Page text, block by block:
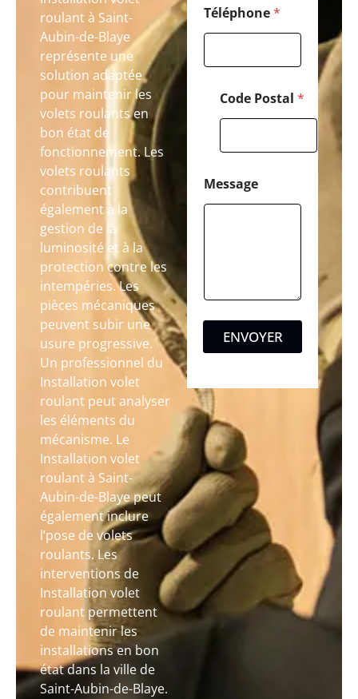
roulant à Saint-
Aubin-de-Blaye
représente une
solution adaptée
pour maintenir les
volets roulants en
bon état de
fonctionnement. Les
volets roulants
contribuent
également à la
gestion de la
luminosité et à la
protection contre les
intempéries. Les
pièces mécaniques
peuvent subir une
usure progressive.
Un professionnel du
Installation volet
roulant peut analyser
les éléments du
mécanisme. Le
Installation volet
roulant à Saint-
Aubin-de-Blaye peut
également inclure
l’pose de volets
roulants. Les
interventions de
Installation volet
roulant permettent
de maintenir les
installations en bon
état dans la ville de
Saint-Aubin-de-Blaye.
Téléphone*
Code Postal *
Message
ENVOYER